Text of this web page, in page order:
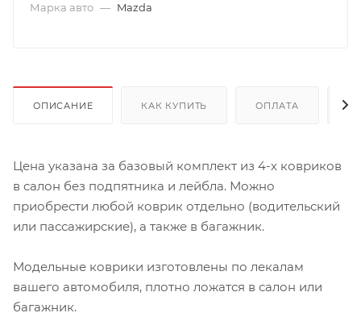
Марка авто — Mazda
ОПИСАНИЕ КАК КУПИТЬ ОПЛАТА
Цена указана за базовый комплект из 4-х ковриков
в салон без подпятника и лейбла. Можно
приобрести любой коврик отдельно (водительский
или пассажирские), а также в багажник.
Модельные коврики изготовлены по лекалам
вашего автомобиля, плотно ложатся в салон или
багажник.